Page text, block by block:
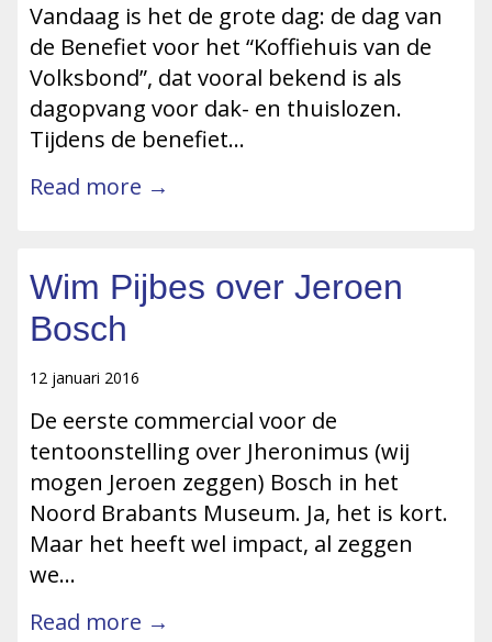
Vandaag is het de grote dag: de dag van
de Benefiet voor het “Koffiehuis van de
Volksbond”, dat vooral bekend is als
dagopvang voor dak- en thuislozen.
Tijdens de benefiet…
Read more →
Wim Pijbes over Jeroen
Bosch
12 januari 2016
De eerste commercial voor de
tentoonstelling over Jheronimus (wij
mogen Jeroen zeggen) Bosch in het
Noord Brabants Museum. Ja, het is kort.
Maar het heeft wel impact, al zeggen
we…
Read more →